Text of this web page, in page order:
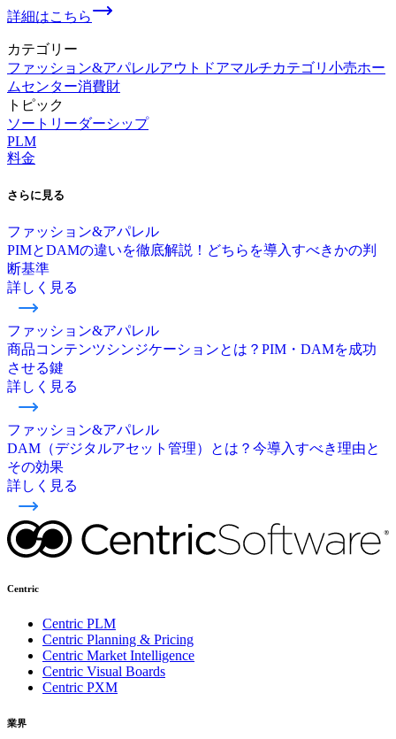
詳細はこちら
カテゴリー
ファッション&アパレルアウトドアマルチカテゴリ小売ホー
ムセンター消費財
トピック
ソートリーダーシップ
PLM
料金
さらに 見る
ファッション&アパレル
PIMとDAMの違いを徹底解説！どちらを導入すべきかの判
断基準
詳しく見る
ファッション&アパレル
商品コンテンツシンジケーションとは？PIM・DAMを成功
させる鍵
詳しく見る
ファッション&アパレル
DAM（デジタルアセット管理）とは？今導入すべき理由と
その効果
詳しく見る
Centric
Centric PLM
Centric Planning & Pricing
Centric Market Intelligence
Centric Visual Boards
Centric PXM
業界